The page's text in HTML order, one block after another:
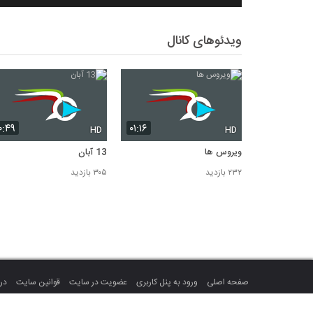
ویدئوهای کانال
۰۱:۱۶ HD
ویروس ها
۲۳۲ بازدید
HD
13 آبان
۳۰۵ بازدید
صفحه اصلی ورود به پنل کاربری عضویت در سایت قوانین سایت